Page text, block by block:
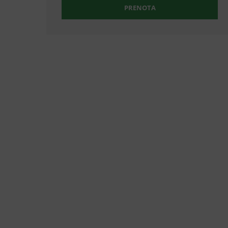
PRENOTA